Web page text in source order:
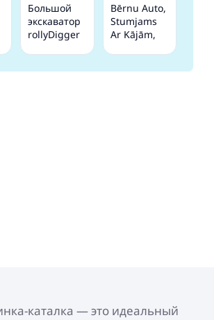
Большой
экскаватор
rollyDigger
Германия
Bērnu Auto,
Stumjams
Ar Kājām,
каталка — это идеальный